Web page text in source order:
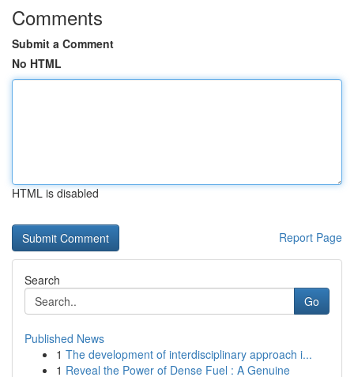
Comments
Submit a Comment
No HTML
HTML is disabled
Report Page
Search
Go
Published News
1 The development of interdisciplinary approach i...
1 Reveal the Power of Dense Fuel : A Genuine